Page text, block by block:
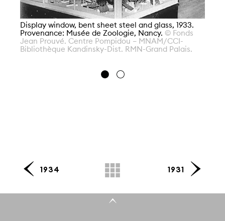
Display window, bent sheet steel and glass, 1933.
Provenance: Musée de Zoologie, Nancy. © Fonds
Jean Prouvé. Centre Pompidou – MNAM/CCI-
Bibliothèque Kandinsky-Dist. RMN-Grand Palais.
1934 1931